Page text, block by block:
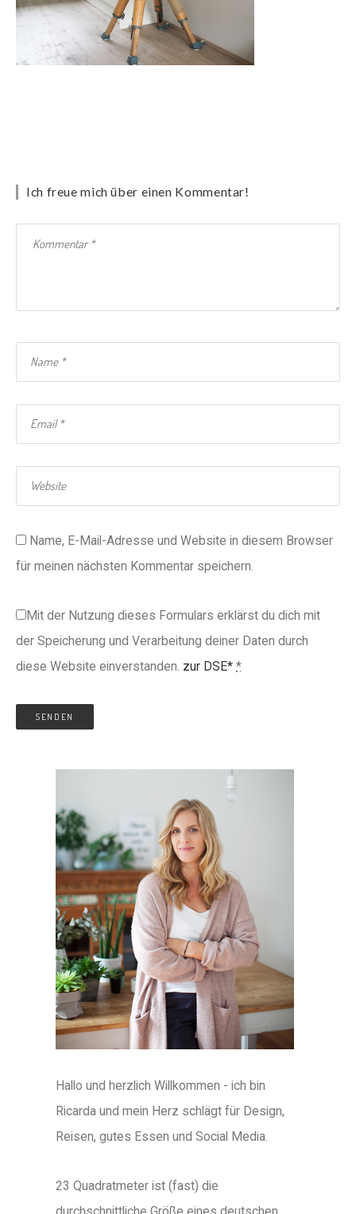
Ich freue mich über einen Kommentar!
Name, E-Mail-Adresse und Website in diesem Browser
für meinen nächsten Kommentar speichern.
Mit der Nutzung dieses Formulars erklärst du dich mit
der Speicherung und Verarbeitung deiner Daten durch
diese Website einverstanden. zur DSE* *
Hallo und herzlich Willkommen - ich bin
Ricarda und mein Herz schlägt für Design,
Reisen, gutes Essen und Social Media.
23 Quadratmeter ist (fast) die